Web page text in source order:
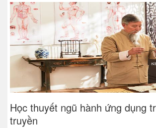
Học thuyết ngũ hành ứng dụng
truyền